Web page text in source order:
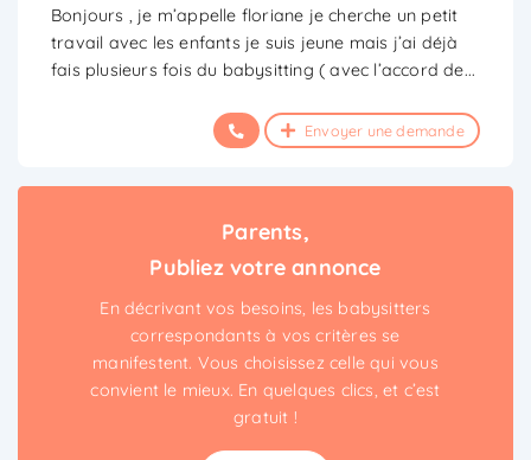
Bonjours , je m’appelle floriane je cherche un petit
travail avec les enfants je suis jeune mais j’ai déjà
fais plusieurs fois du babysitting ( avec l’accord de...
Envoyer une demande
Parents,
Publiez votre annonce
En décrivant vos besoins, les babysitters
correspondants à vos critères se
manifestent. Vous choisissez celle qui vous
convient le mieux. En quelques clics, et c’est
gratuit !